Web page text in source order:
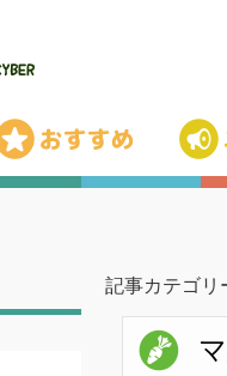
記事カテゴリ
マメ知識